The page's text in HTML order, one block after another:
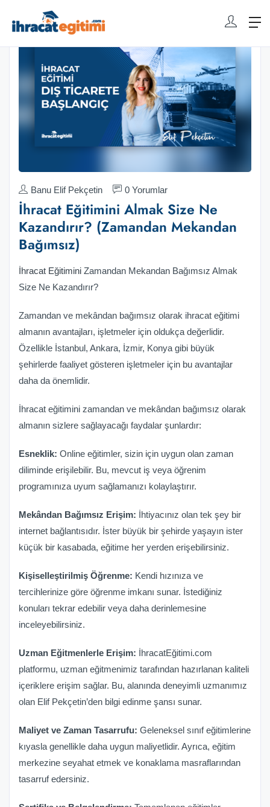
Banu Elif Pekçetin 0 Yorumlar
İhracat Eğitimini Almak Size Ne
Kazandırır? (Zamandan Mekandan
Bağımsız)
İhracat Eğitimini Zamandan Mekandan Bağımsız Almak
Size Ne Kazandırır?
Zamandan ve mekândan bağımsız olarak ihracat eğitimi
almanın avantajları, işletmeler için oldukça değerlidir.
Özellikle İstanbul, Ankara, İzmir, Konya gibi büyük
şehirlerde faaliyet gösteren işletmeler için bu avantajlar
daha da önemlidir.
İhracat eğitimini zamandan ve mekândan bağımsız olarak
almanın sizlere sağlayacağı faydalar şunlardır:
Esneklik: Online eğitimler, sizin için uygun olan zaman
diliminde erişilebilir. Bu, mevcut iş veya öğrenim
programınıza uyum sağlamanızı kolaylaştırır.
Mekândan Bağımsız Erişim: İhtiyacınız olan tek şey bir
internet bağlantısıdır. İster büyük bir şehirde yaşayın ister
küçük bir kasabada, eğitime her yerden erişebilirsiniz.
Kişiselleştirilmiş Öğrenme: Kendi hızınıza ve
tercihlerinize göre öğrenme imkanı sunar. İstediğiniz
konuları tekrar edebilir veya daha derinlemesine
inceleyebilirsiniz.
Uzman Eğitmenlerle Erişim: İhracatEğitimi.com
platformu, uzman eğitmenimiz tarafından hazırlanan kaliteli
içeriklere erişim sağlar. Bu, alanında deneyimli uzmanımız
olan Elif Pekçetin’den bilgi edinme şansı sunar.
Maliyet ve Zaman Tasarrufu: Geleneksel sınıf eğitimlerine
kıyasla genellikle daha uygun maliyetlidir. Ayrıca, eğitim
merkezine seyahat etmek ve konaklama masraflarından
tasarruf edersiniz.